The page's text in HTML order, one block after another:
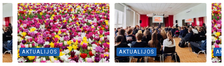
AKTUALIJOS AKTUALIJOS